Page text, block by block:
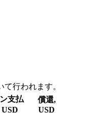
行われます。
支払
償還,
USD